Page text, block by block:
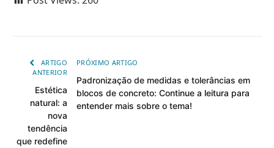
ARTIGO
ANTERIOR
Estética
natural: a
nova
tendência
que redefine
PRÓXIMO ARTIGO
Padronização de medidas e tolerâncias em
blocos de concreto: Continue a leitura para
entender mais sobre o tema!